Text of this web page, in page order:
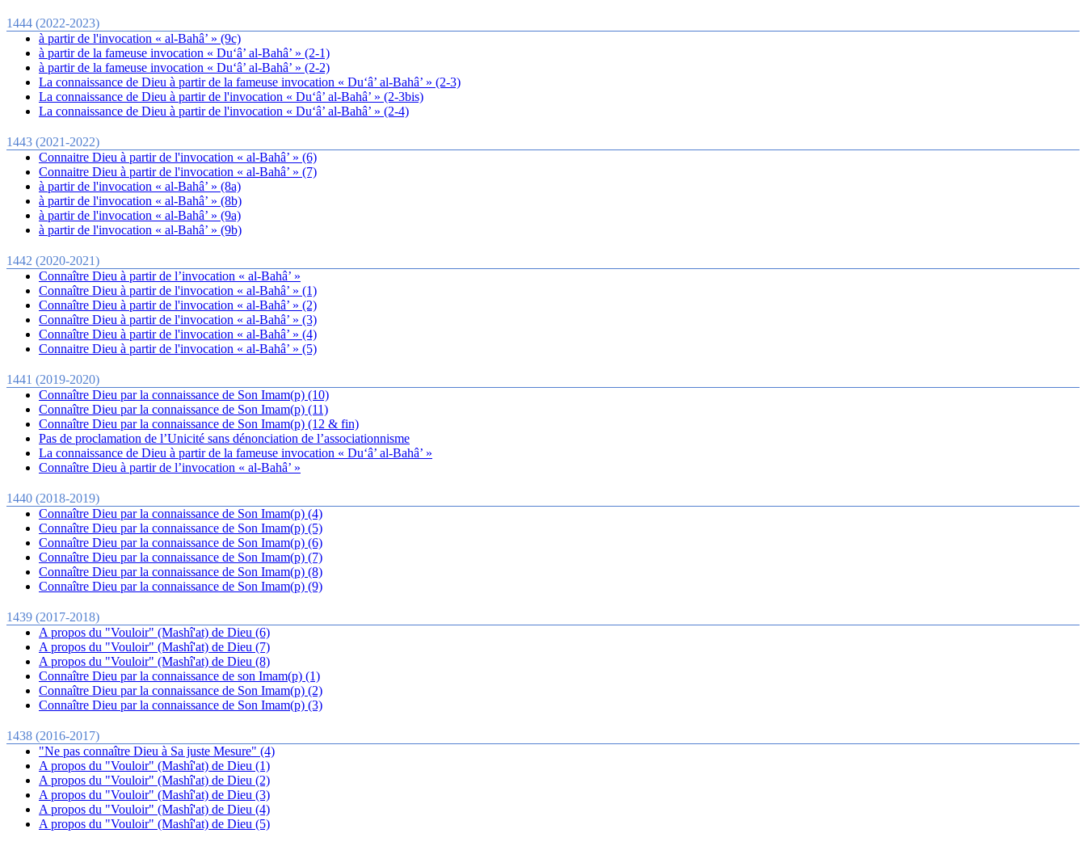
1444 (2022-2023)
à partir de l'invocation « al-Bahâ’ » (9c)
à partir de la fameuse invocation « Du‘â’ al-Bahâ’ » (2-1)
à partir de la fameuse invocation « Du‘â’ al-Bahâ’ » (2-2)
La connaissance de Dieu à partir de la fameuse invocation « Du‘â’ al-Bahâ’ » (2-3)
La connaissance de Dieu à partir de l'invocation « Du‘â’ al-Bahâ’ » (2-3bis)
La connaissance de Dieu à partir de l'invocation « Du‘â’ al-Bahâ’ » (2-4)
1443 (2021-2022)
Connaitre Dieu à partir de l'invocation « al-Bahâ’ » (6)
Connaitre Dieu à partir de l'invocation « al-Bahâ’ » (7)
à partir de l'invocation « al-Bahâ’ » (8a)
à partir de l'invocation « al-Bahâ’ » (8b)
à partir de l'invocation « al-Bahâ’ » (9a)
à partir de l'invocation « al-Bahâ’ » (9b)
1442 (2020-2021)
Connaître Dieu à partir de l’invocation « al-Bahâ’ »
Connaître Dieu à partir de l'invocation « al-Bahâ’ » (1)
Connaître Dieu à partir de l'invocation « al-Bahâ’ » (2)
Connaître Dieu à partir de l'invocation « al-Bahâ’ » (3)
Connaître Dieu à partir de l'invocation « al-Bahâ’ » (4)
Connaitre Dieu à partir de l'invocation « al-Bahâ’ » (5)
1441 (2019-2020)
Connaître Dieu par la connaissance de Son Imam(p) (10)
Connaître Dieu par la connaissance de Son Imam(p) (11)
Connaître Dieu par la connaissance de Son Imam(p) (12 & fin)
Pas de proclamation de l’Unicité sans dénonciation de l’associationnisme
La connaissance de Dieu à partir de la fameuse invocation « Du‘â’ al-Bahâ’ »
Connaître Dieu à partir de l’invocation « al-Bahâ’ »
1440 (2018-2019)
Connaître Dieu par la connaissance de Son Imam(p) (4)
Connaître Dieu par la connaissance de Son Imam(p) (5)
Connaître Dieu par la connaissance de Son Imam(p) (6)
Connaître Dieu par la connaissance de Son Imam(p) (7)
Connaître Dieu par la connaissance de Son Imam(p) (8)
Connaître Dieu par la connaissance de Son Imam(p) (9)
1439 (2017-2018)
A propos du "Vouloir" (Mashî'at) de Dieu (6)
A propos du "Vouloir" (Mashî'at) de Dieu (7)
A propos du "Vouloir" (Mashî'at) de Dieu (8)
Connaître Dieu par la connaissance de son Imam(p) (1)
Connaître Dieu par la connaissance de Son Imam(p) (2)
Connaître Dieu par la connaissance de Son Imam(p) (3)
1438 (2016-2017)
"Ne pas connaître Dieu à Sa juste Mesure" (4)
A propos du "Vouloir" (Mashî'at) de Dieu (1)
A propos du "Vouloir" (Mashî'at) de Dieu (2)
A propos du "Vouloir" (Mashî'at) de Dieu (3)
A propos du "Vouloir" (Mashî'at) de Dieu (4)
A propos du "Vouloir" (Mashî'at) de Dieu (5)